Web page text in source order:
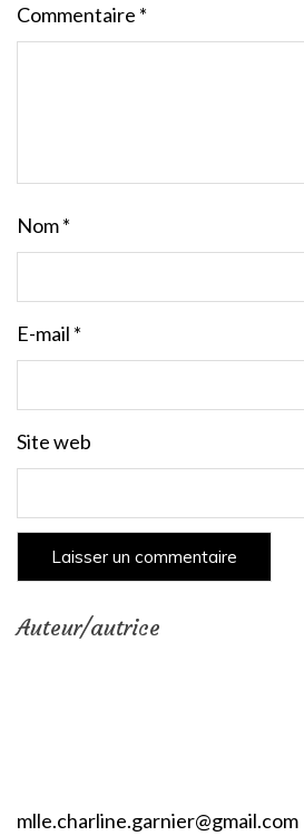
Commentaire *
Nom*
E-mail *
Site web
Auteur/autrice
mlle.charline.garnier@gmail.com